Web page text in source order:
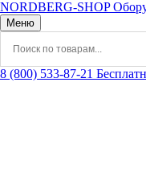
NORDBERG-SHOP
Меню
8 (800) 533-87-21